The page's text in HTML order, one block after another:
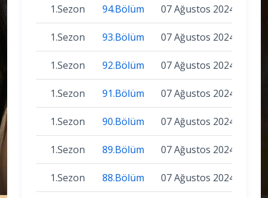
1.Sezon 94.Bölüm 07 Ağustos 2024
1.Sezon 93.Bölüm 07 Ağustos 2024
1.Sezon 92.Bölüm 07 Ağustos 2024
1.Sezon 91.Bölüm 07 Ağustos 2024
1.Sezon 90.Bölüm 07 Ağustos 2024
1.Sezon 89.Bölüm 07 Ağustos 2024
1.Sezon 88.Bölüm 07 Ağustos 2024